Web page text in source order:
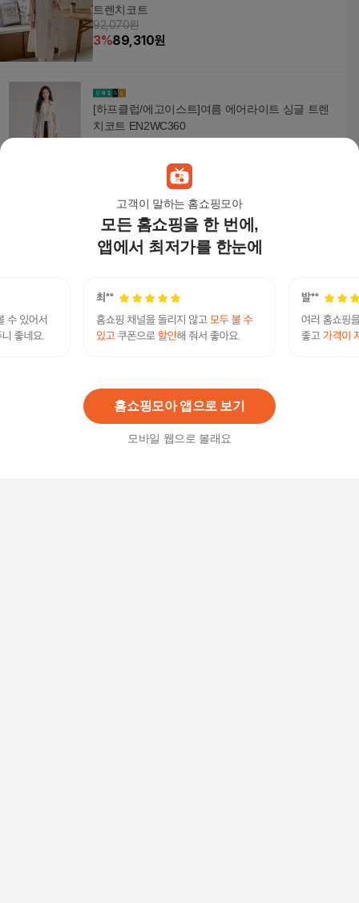
고객이 말하는 홈쇼핑모아
모든 홈쇼핑을 한 번에,
앱에서 최저가를 한눈에
홈쇼핑모아 앱으로 보기
모바일 웹으로 볼래요
트렌치코트
92,070원
3%89,310원
[하프클럽/에고이스트]여름 에어라이트 싱글 트렌
치코트 EN2WC360
여자 사파리 루즈핏 바스락 아노락 여름 트렌치코
트
92,070원
여름트렌치코트AH3YA01_BP